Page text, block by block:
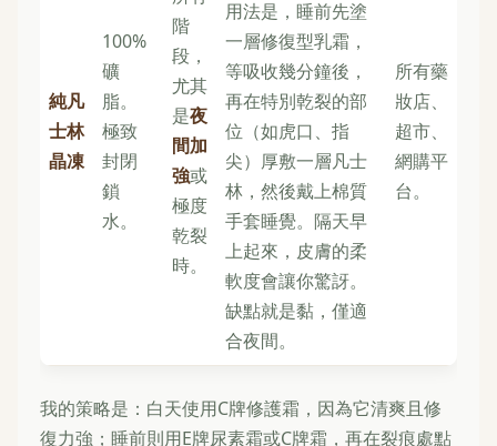
純凡
士林
晶凍
100%
礦
脂。
極致
封閉
鎖
水。
階
段，
尤其
是夜
間加
強或
極度
乾裂
時。
用法是，睡前先塗
一層修復型乳霜，
等吸收幾分鐘後，
再在特別乾裂的部
位（如虎口、指
尖）厚敷一層凡士
林，然後戴上棉質
手套睡覺。隔天早
上起來，皮膚的柔
軟度會讓你驚訝。
缺點就是黏，僅適
合夜間。
所有藥
妝店、
超市、
網購平
台。
我的策略是：白天使用C牌修護霜，因為它清爽且修
復力強；睡前則用E牌尿素霜或C牌霜，再在裂痕處點